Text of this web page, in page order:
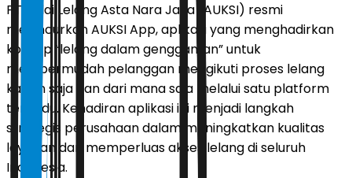
PT Balai Lelang Asta Nara Jaya (AUKSI) resmi
meluncurkan AUKSI App, aplikasi yang menghadirkan
konsep “lelang dalam genggaman” untuk
mempermudah pelanggan mengikuti proses lelang
kapan saja dan dari mana saja melalui satu platform
terpadu. Kehadiran aplikasi ini menjadi langkah
strategis perusahaan dalam meningkatkan kualitas
layanan dan memperluas akses lelang di seluruh
Indonesia.